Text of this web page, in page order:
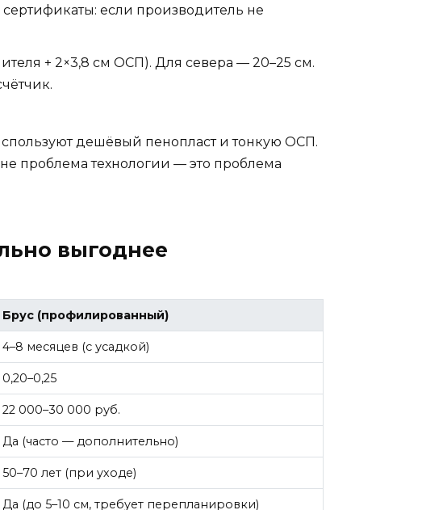
если производитель не
+ 2×3,8 см ОСП). Для севера — 20–25 см.
дешёвый пенопласт и тонкую ОСП.
проблема технологии — это проблема
выгоднее
Брус (профилированный)
4–8 месяцев (с усадкой)
0,20–0,25
22 000–30 000 руб.
Да (часто — дополнительно)
50–70 лет (при уходе)
Да (до 5–10 см, требует перепланировки)